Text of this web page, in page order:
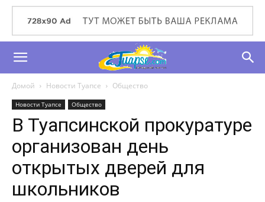
Домой Новости Туапсе Общество
Новости Туапсе Общество
В Туапсинской прокуратуре
организован день
открытых дверей для
школьников